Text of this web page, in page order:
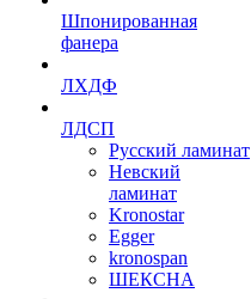
Шпонированная
фанера
ЛХДФ
ЛДСП
Русский ламинат
Невский
ламинат
Kronostar
Egger
kronospan
ШЕКСНА